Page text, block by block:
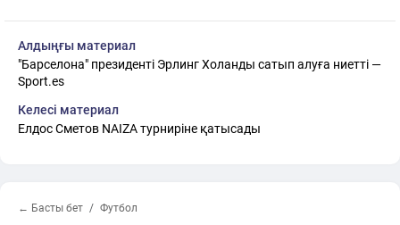
Алдыңғы материал
"Барселона" президенті Эрлинг Холанды сатып алуға ниетті —
Sport.es
Келесі материал
Елдос Сметов NAIZA турниріне қатысады
← Басты бет Футбол